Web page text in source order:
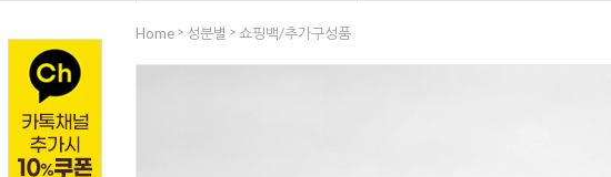
Home > 성분별 > 쇼핑백/추가구성품